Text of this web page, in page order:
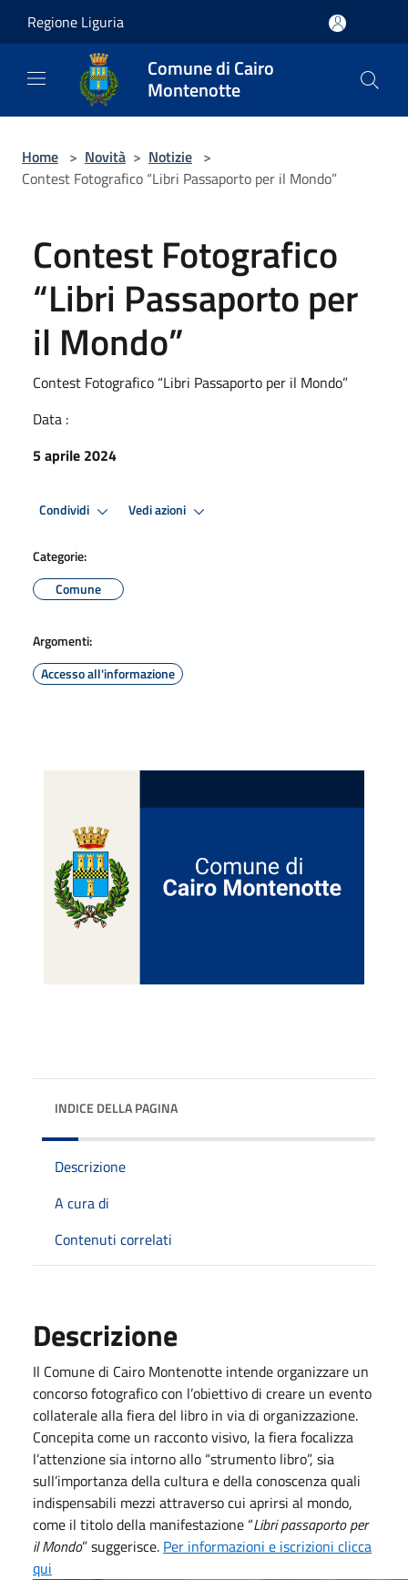
Regione Liguria
Comune di Cairo
Montenotte
Home > Novità > Notizie >
Contest Fotografico “Libri Passaporto per il Mondo”
Contest Fotografico
“Libri Passaporto per
il Mondo”
Contest Fotografico “Libri Passaporto per il Mondo”
Data :
5 aprile 2024
Condividi Vedi azioni
Categorie:
Comune
Argomenti:
Accesso all'informazione
INDICE DELLA PAGINA
Descrizione
A cura di
Contenuti correlati
Descrizione
Il Comune di Cairo Montenotte intende organizzare un
concorso fotografico con l’obiettivo di creare un evento
collaterale alla fiera del libro in via di organizzazione.
Concepita come un racconto visivo, la fiera focalizza
l’attenzione sia intorno allo “strumento libro”, sia
sull’importanza della cultura e della conoscenza quali
indispensabili mezzi attraverso cui aprirsi al mondo,
come il titolo della manifestazione “Libri passaporto per
il Mondo” suggerisce. Per informazioni e iscrizioni clicca
qui